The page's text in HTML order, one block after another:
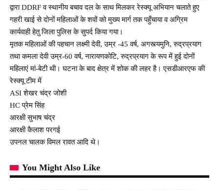
द्वारा DDRF व स्थानीय बचाव दल के साथ मिलकर रेस्क्यू अभियान चलाते हुए
गहरी खाई से दोनों महिलाओं के शवों को मुख्य मार्ग तक पहुँचाया व अग्रिम
कार्यवाही हेतु जिला पुलिस के सुपर्द किया गया।
मृतक महिलाओं की पहचान लक्ष्मी देवी, उम्र -45 वर्ष, अगस्त्यमुनि, रुद्रप्रयाग
तथा कमला देवी उम्र-60 वर्ष, नारायणकोटि, रुद्रप्रयाग के रूप में हुई दोनों
महिलाएं मां-बेटी थी। घटना के बाद क्षेत्र में शोक की लहर है। एसडीआरएफ की
रेस्क्यू टीम में
ASI शेखर चंद्र जोशी
HC प्रेम सिंह
आरक्षी सुभाष चंद्र
आरक्षी कैलाश परगई
उपनल चालक विमल रावत आदि थे।
You Might Also Like